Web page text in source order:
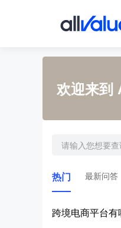
欢迎来到
热门 最新问答
跨境电商平台